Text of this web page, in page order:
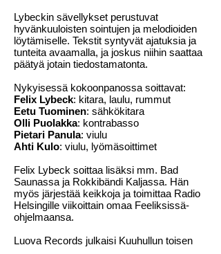
Lybeckin sävellykset perustuvat
hyvänkuuloisten sointujen ja melodioiden
löytämiselle. Tekstit syntyvät ajatuksia ja
tunteita avaamalla, ja joskus niihin saattaa
päätyä jotain tiedostamatonta.
Nykyisessä kokoonpanossa soittavat:
Felix Lybeck: kitara, laulu, rummut
Eetu Tuominen: sähkökitara
Olli Puolakka: kontrabasso
Pietari Panula: viulu
Ahti Kulo: viulu, lyömäsoittimet
Felix Lybeck soittaa lisäksi mm. Bad
Saunassa ja Rokkibändi Kaljassa. Hän
myös järjestää keikkoja ja toimittaa Radio
Helsingille viikoittain omaa Feeliksissä-
ohjelmaansa.
Luova Records julkaisi Kuuhullun toisen